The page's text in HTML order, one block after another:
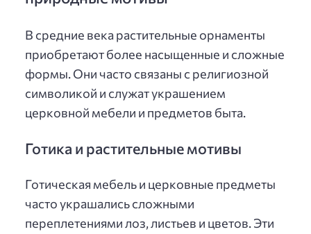
В средние века растительные орнаменты
приобретают более насыщенные и сложные
формы. Они часто связаны с религиозной
символикой и служат украшением
церковной мебели и предметов быта.
Готика и растительные мотивы
Готическая мебель и церковные предметы
часто украшались сложными
переплетениями лоз, листьев и цветов. Эти